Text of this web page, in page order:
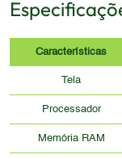
Características
Tela
Processador
Memória RAM